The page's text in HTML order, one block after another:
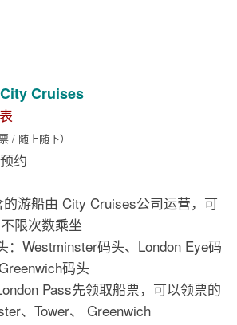
Cruises
/ 随上随下）
约
的游船由 City Cruises公司运营，可
限次数乘坐
：Westminster码头、London Eye码
码头
Pass先领取船票，可以领票的
、Tower、 Greenwich